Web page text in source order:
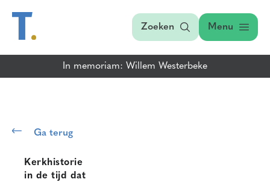
Zoeken Menu
In memoriam: Willem Westerbeke
Ga terug
Kerkhistorie
in de tijd dat